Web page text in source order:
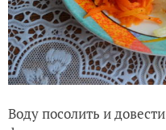
Воду посолить и